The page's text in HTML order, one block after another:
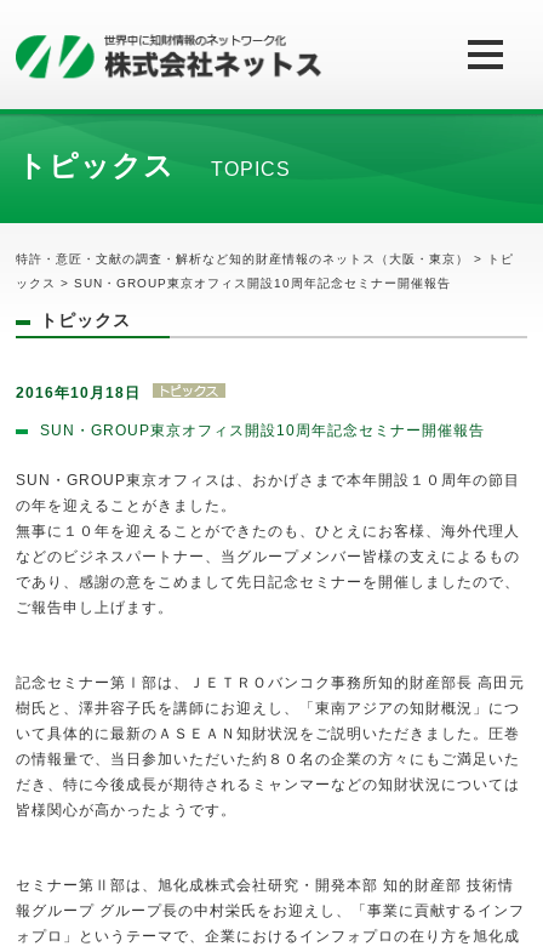
トピックス TOPICS
特許・意匠・文献の調査・解析など知的財産情報のネットス（大阪・東京） >
トピ
ックス
> SUN・GROUP東京オフィス開設10周年記念セミナー開催報告
トピックス
2016年10月18日
SUN・GROUP東京オフィス開設10周年記念セミナー開催報告
SUN・GROUP東京オフィスは、おかげさまで本年開設１０周年の節目
の年を迎えることがきました。
無事に１０年を迎えることができたのも、ひとえにお客様、海外代理人
などのビジネスパートナー、当グループメンバー皆様の支えによるもの
であり、感謝の意をこめまして先日記念セミナーを開催しましたので、
ご報告申し上げます。
記念セミナー第Ⅰ部は、ＪＥＴＲＯバンコク事務所知的財産部長 高田元
樹氏と、澤井容子氏を講師にお迎えし、「東南アジアの知財概況」につ
いて具体的に最新のＡＳＥＡＮ知財状況をご説明いただきました。圧巻
の情報量で、当日参加いただいた約８０名の企業の方々にもご満足いた
だき、特に今後成長が期待されるミャンマーなどの知財状況については
皆様関心が高かったようです。
セミナー第Ⅱ部は、旭化成株式会社研究・開発本部 知的財産部 技術情
報グループ グループ長の中村栄氏をお迎えし、「事業に貢献するインフ
ォプロ」というテーマで、企業におけるインフォプロの在り方を旭化成